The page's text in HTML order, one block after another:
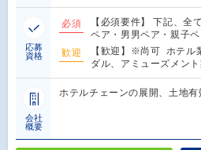
応募
資格
必須
【必須要件】 下記、全
ペア・男男ペア・親子
歓迎
【歓迎】※尚可 ホテル
ダル、アミューズメン
会社
概要
ホテルチェーンの展開、土地